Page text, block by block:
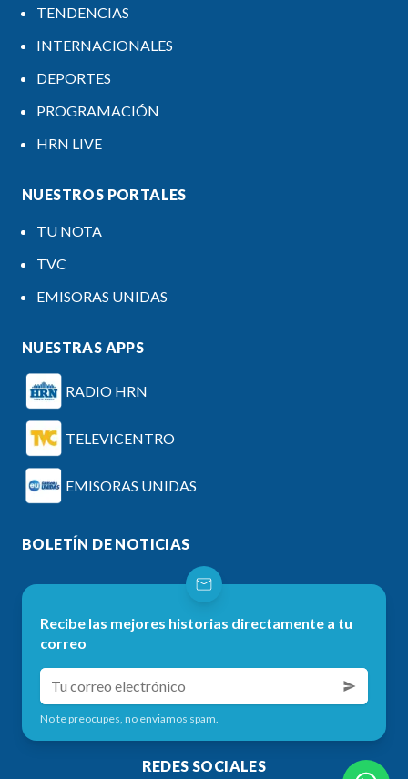
TENDENCIAS
INTERNACIONALES
DEPORTES
PROGRAMACIÓN
HRN LIVE
NUESTROS PORTALES
TU NOTA
TVC
EMISORAS UNIDAS
NUESTRAS APPS
RADIO HRN
TELEVICENTRO
EMISORAS UNIDAS
BOLETÍN DE NOTICIAS
Recibe las mejores historias directamente a tu
correo
No te preocupes, no enviamos spam.
REDES SOCIALES